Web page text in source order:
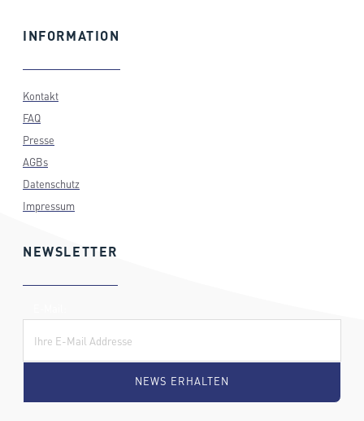
INFORMATION
Kontakt
FAQ
Presse
AGBs
Datenschutz
Impressum
NEWSLETTER